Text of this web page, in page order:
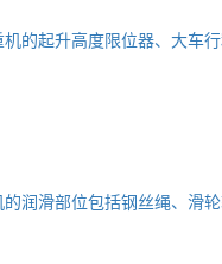
的起升高度限位器、大
润滑部位包括钢丝绳、